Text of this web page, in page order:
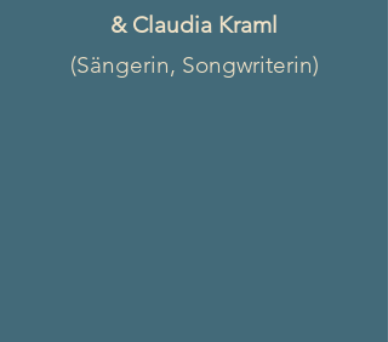
& Claudia Kraml
(Sängerin, Songwriterin)